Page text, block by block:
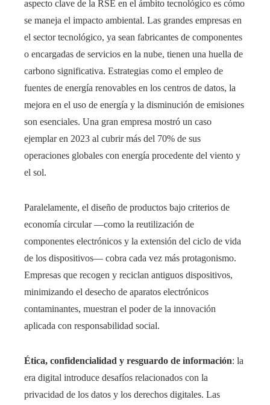
aspecto clave de la RSE en el ámbito tecnológico es cómo
se maneja el impacto ambiental. Las grandes empresas en
el sector tecnológico, ya sean fabricantes de componentes
o encargadas de servicios en la nube, tienen una huella de
carbono significativa. Estrategias como el empleo de
fuentes de energía renovables en los centros de datos, la
mejora en el uso de energía y la disminución de emisiones
son esenciales. Una gran empresa mostró un caso
ejemplar en 2023 al cubrir más del 70% de sus
operaciones globales con energía procedente del viento y
el sol.
Paralelamente, el diseño de productos bajo criterios de
economía circular —como la reutilización de
componentes electrónicos y la extensión del ciclo de vida
de los dispositivos— cobra cada vez más protagonismo.
Empresas que recogen y reciclan antiguos dispositivos,
minimizando el desecho de aparatos electrónicos
contaminantes, muestran el poder de la innovación
aplicada con responsabilidad social.
Ética, confidencialidad y resguardo de información: la
era digital introduce desafíos relacionados con la
privacidad de los datos y los derechos digitales. Las